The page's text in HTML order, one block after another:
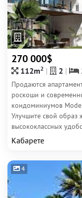
270 000$
112m2 2
Продаются
роскоши и
кондоминиумов
Улучшите свой образ
высококлассных
Кабарете
4